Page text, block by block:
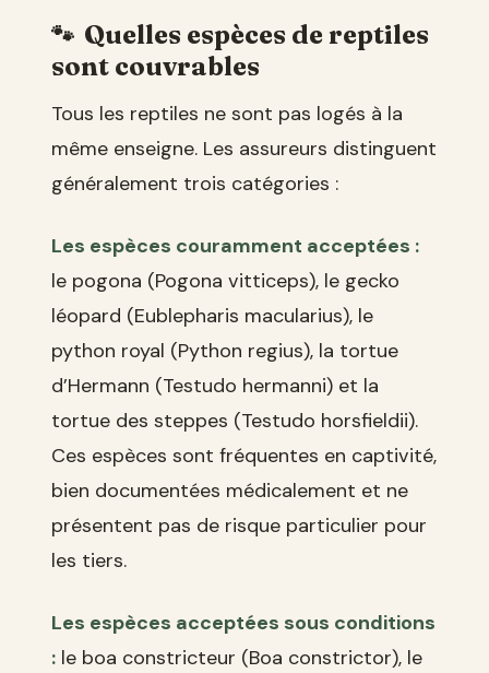
Quelles espèces de reptiles
sont couvrables
Tous les reptiles ne sont pas logés à la
même enseigne. Les assureurs distinguent
généralement trois catégories :
Les espèces couramment acceptées :
le pogona (Pogona vitticeps), le gecko
léopard (Eublepharis macularius), le
python royal (Python regius), la tortue
d’Hermann (Testudo hermanni) et la
tortue des steppes (Testudo horsfieldii).
Ces espèces sont fréquentes en captivité,
bien documentées médicalement et ne
présentent pas de risque particulier pour
les tiers.
Les espèces acceptées sous conditions
: le boa constricteur (Boa constrictor), le